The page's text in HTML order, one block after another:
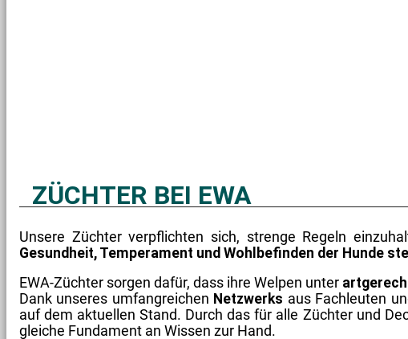
ZÜCHTER BEI EWA
Unsere Züchter verpflichten sich, strenge Regeln
Gesundheit, Temperament und Wohlbefinden der Hunde
EWA-Züchter sorgen dafür, dass ihre Welpen unter
Dank unseres umfangreichen Netzwerks aus Fachleuten
auf dem aktuellen Stand. Durch das für alle Züchter und
gleiche Fundament an Wissen zur Hand.